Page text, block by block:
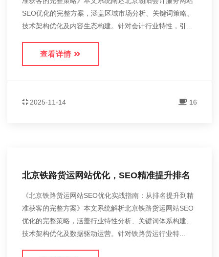
SEO优化的完整方案，涵盖区域市场分析、关键词策略、
技术架构优化及内容生态构建。针对会计行业特性，引...
查看详情
2025-11-14 16
北京铁路货运网站优化，SEO精准提升排名
《北京铁路货运网站SEO优化实战指南：从排名提升到精
准获客的完整方案》本文系统解析北京铁路货运网站SEO
优化的完整策略，涵盖行业特性分析、关键词体系构建、
技术架构优化及数据驱动运营。针对铁路货运行业特...